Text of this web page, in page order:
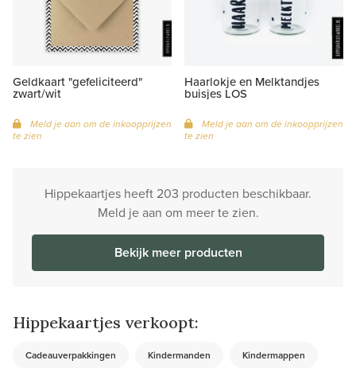
Geldkaart "gefeliciteerd"
zwart/wit
Meld je aan om de inkoopprijzen
te zien
Haarlokje en Melktandjes
buisjes LOS
Meld je aan om de inkoopprijzen
te zien
Hippekaartjes heeft 203 producten beschikbaar.
Meld je aan om meer te zien.
Bekijk meer producten
Hippekaartjes verkoopt:
Cadeauverpakkingen Kindermanden Kindermappen